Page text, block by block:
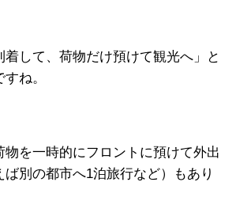
して、荷物だけ預けて観光へ」と
ね。
物を一時的にフロントに預けて外出
別の都市へ1泊旅行など）もあり